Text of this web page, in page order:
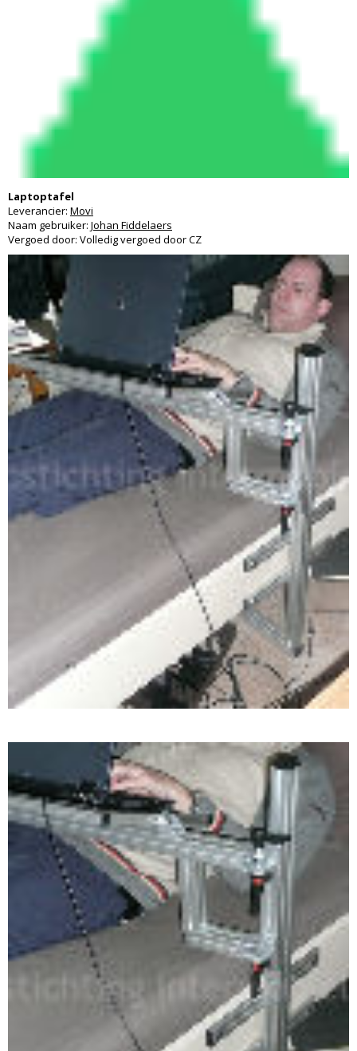
Laptoptafel
Leverancier: Movi
Naam gebruiker: Johan Fiddelaers
Vergoed door: Volledig vergoed door CZ